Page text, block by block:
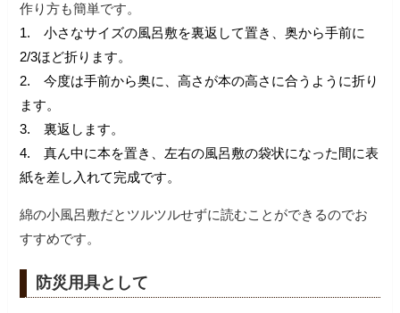
作り方も簡単です。
1. 小さなサイズの風呂敷を裏返して置き、奥から手前に
2/3ほど折ります。
2. 今度は手前から奥に、高さが本の高さに合うように折り
ます。
3. 裏返します。
4. 真ん中に本を置き、左右の風呂敷の袋状になった間に表
紙を差し入れて完成です。
綿の小風呂敷だとツルツルせずに読むことができるのでお
すすめです。
防災用具として